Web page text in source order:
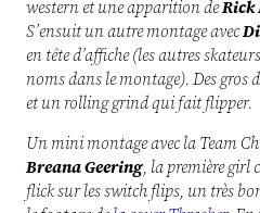
western et une apparition deRick
S’ensuit un autre montage avec
en tête d’affiche (les autres
noms dans le montage). Des gros
et un rolling grind qui fait flipper.
Un mini montage avec la Team
Breana Geering, la première girl
flick sur les switch flips, un très